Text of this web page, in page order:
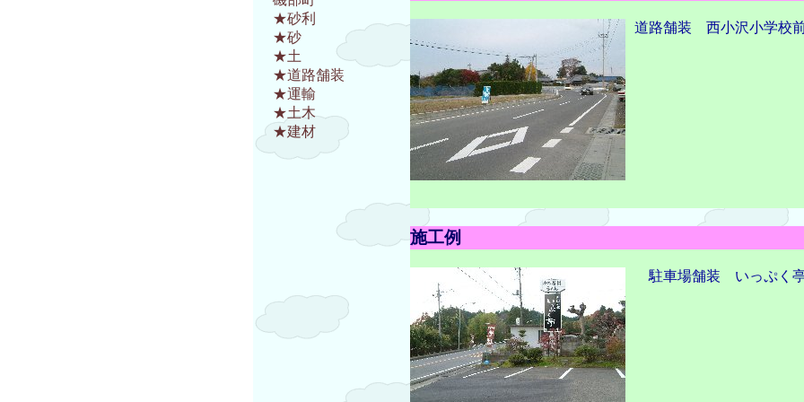
★砂利
★砂
★土
★道路舗装
★運輸
★土木
★建材
道路舗装 西小沢小学校
施工例
駐車場舗装 いっぷく